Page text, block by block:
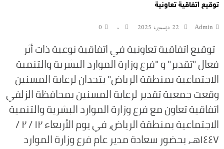
توقيع اتفاقية تعاونية
Admin 22 ديسمبر، 2025 .
0
توقيع اتفاقية تعاونية في اتفاقية نوعية ذات أثر
فعال "تقدير" و "فرع وزارة الموارد البشرية والتنمية
الاجتماعية بمنطقة الرياض" يتحدان لرعاية المسنين
وقعت جمعية تقدير لرعاية المسنين بمحافظة الزلفي
اتفاقية تعاون مع فرع وزارة الموارد البشرية والتنمية
الاجتماعية بمنطقة الرياض، في يوم الأربعاء ١٢ / ٢ /
١٤٤٧هـ، بحضور سعادة مدير عام فرع وزارة الموارد